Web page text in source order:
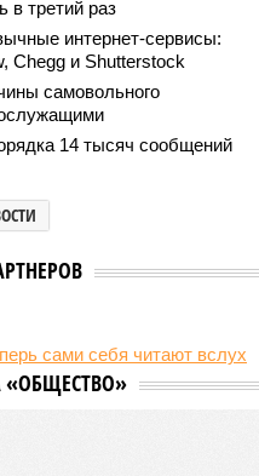
Пашинян заявил, что
до 2 млрд долларов
железной дороги (ЮКЖД).
«дочкой» ОАО «РЖД»,
больше вопросов не к
Олегу Белозёрову.
ничего из ряда вон
транспортную сеть
этом, как отмечают
этот счёт, не
стоит отметить, что
Арменией и ОАО «РЖД»